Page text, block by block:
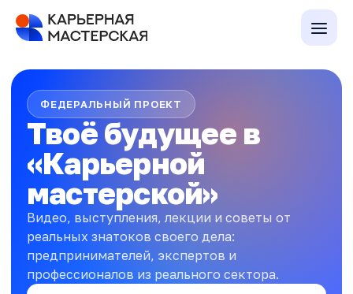
ФЕДЕРАЛЬНЫЙ ПРОЕКТ
Твоё будущее в
«Карьерной
мастерской»
Видео, выступления, лекции и советы от
реальных знатоков своего дела:
предпринимателей, экспертов и
профессионалов из реального сектора.